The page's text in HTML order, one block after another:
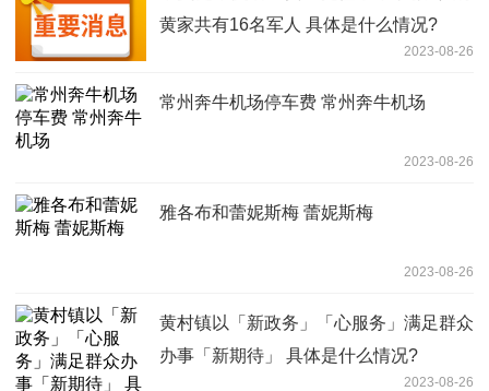
黄家共有16名军人 具体是什么情况?
2023-08-26
常州奔牛机场停车费 常州奔牛机场
2023-08-26
雅各布和蕾妮斯梅 蕾妮斯梅
2023-08-26
黄村镇以「新政务」「心服务」满足群众
办事「新期待」 具体是什么情况?
2023-08-26